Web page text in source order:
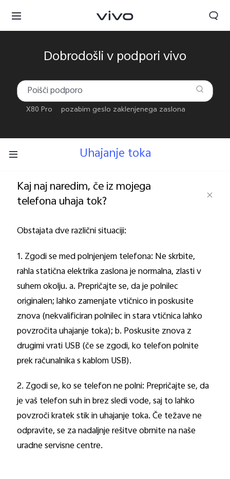
Dobrodošli v podpori vivo
X80 Pro pozabim geslo zaklenjenega zaslona
Uhajanje toka
Kaj naj naredim, če iz mojega
telefona uhaja tok?
Obstajata dve različni situaciji:
1. Zgodi se med polnjenjem telefona: Ne skrbite,
rahla statična elektrika zaslona je normalna, zlasti v
suhem okolju. a. Prepričajte se, da je polnilec
originalen; lahko zamenjate vtičnico in poskusite
znova (nekvalificiran polnilec in stara vtičnica lahko
povzročita uhajanje toka); b. Poskusite znova z
drugimi vrati USB (če se zgodi, ko telefon polnite
prek računalnika s kablom USB).
2. Zgodi se, ko se telefon ne polni: Prepričajte se, da
je vaš telefon suh in brez sledi vode, saj to lahko
povzroči kratek stik in uhajanje toka. Če težave ne
odpravite, se za nadaljnje rešitve obrnite na naše
uradne servisne centre.